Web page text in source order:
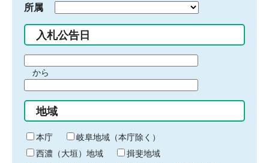
所属
入札公告日
間
始
り
から
間
終
わ
り
地域
本庁
岐阜地域（本庁除く）
西濃（大垣）地域
揖斐地域